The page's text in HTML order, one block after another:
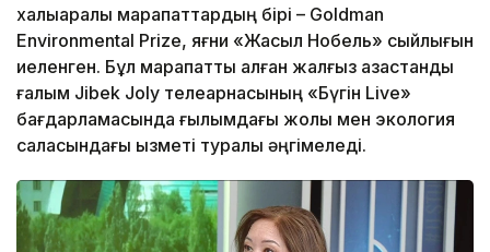
халықаралық марапаттардың бірі – Goldman
Environmental Prize, яғни «Жасыл Нобель» сыйлығын
иеленген. Бұл марапатты алған жалғыз қазақстандық
ғалым Jibek Joly телеарнасының «Бүгін Live»
бағдарламасында ғылымдағы жолы мен экология
саласындағы қызметі туралы әңгімеледі.